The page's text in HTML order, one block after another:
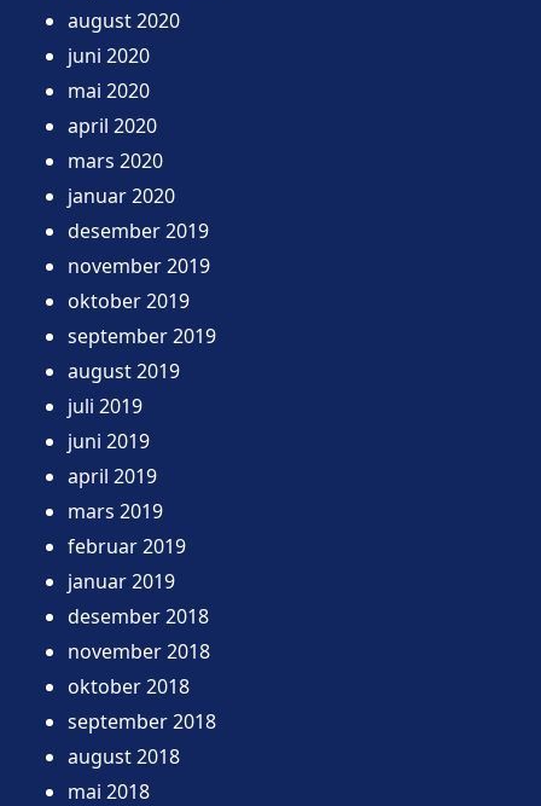
august 2020
juni 2020
mai 2020
april 2020
mars 2020
januar 2020
desember 2019
november 2019
oktober 2019
september 2019
august 2019
juli 2019
juni 2019
april 2019
mars 2019
februar 2019
januar 2019
desember 2018
november 2018
oktober 2018
september 2018
august 2018
mai 2018